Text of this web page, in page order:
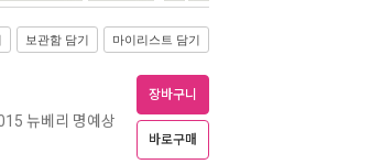
보관함 담기 마이리스트 담기
뉴베리 명예상
장바구니
바로구매